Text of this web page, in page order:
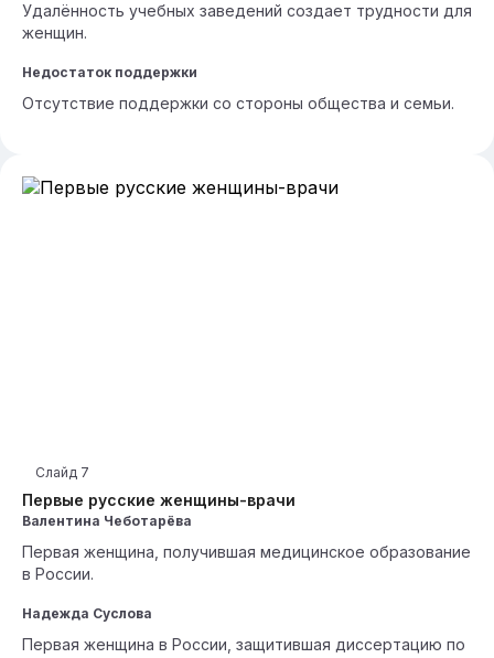
Удалённость учебных заведений создает трудности для
женщин.
Недостаток поддержки
Отсутствие поддержки со стороны общества и семьи.
Первые русские женщины-врачи
Слайд 7
Валентина Чеботарёва
Первая женщина, получившая медицинское образование
в России.
Надежда Суслова
Первая женщина в России, защитившая диссертацию по